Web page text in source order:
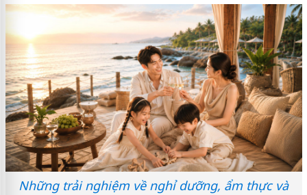
Những trải nghiệm về nghỉ dưỡng, ẩm thực và